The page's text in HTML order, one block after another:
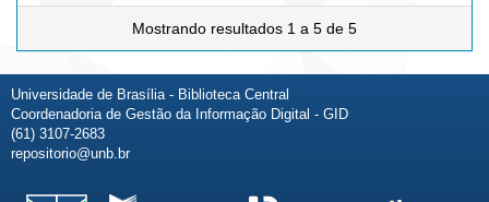
Mostrando resultados 1 a 5 de 5
Universidade de Brasília - Biblioteca Central
Coordenadoria de Gestão da Informação Digital - GID
(61) 3107-2683
repositorio@unb.br